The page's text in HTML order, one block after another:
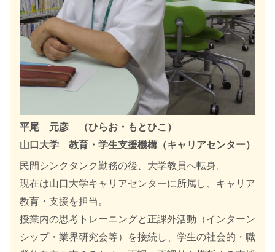
平尾 元彦 （ひらお・もとひこ）
山口大学 教育・学生支援機構（キャリアセンター）
民間シンクタンク勤務の後、大学教員へ転身。
現在は山口大学キャリアセンターに所属し、キャリア
教育・支援を担当。
授業内の思考トレーニングと正課外活動（インターン
シップ・業界研究会等）を接続し、学生の社会的・職